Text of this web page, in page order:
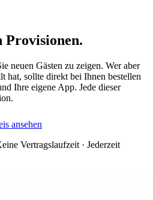
Provisionen.
neuen Gästen zu zeigen. Wer aber
hat, sollte direkt bei Ihnen bestellen
Ihre eigene App. Jede dieser
ansehen
Vertragslaufzeit · Jederzeit